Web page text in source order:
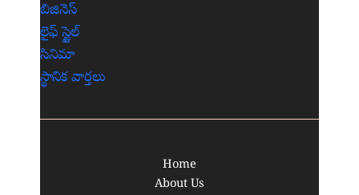
బిజినెస్
లైఫ్ స్టైల్
సినిమా
స్థానిక వార్తలు
Home
About Us